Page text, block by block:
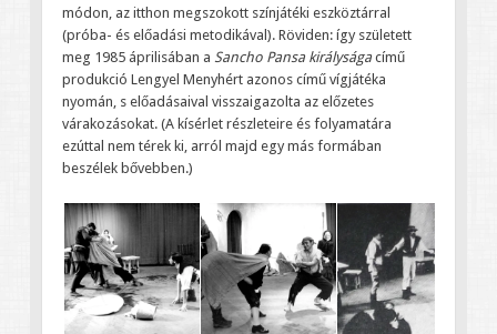
módon, az itthon megszokott színjátéki eszköztárral
(próba- és előadási metodikával). Röviden: így született
meg 1985 áprilisában a Sancho Pansa királyságacímű
produkció Lengyel Menyhért azonos című vígjátéka
nyomán, s előadásaival visszaigazolta az előzetes
várakozásokat. (A kísérlet részleteire és folyamatára
ezúttal nem térek ki, arról majd egy más formában
beszélek bővebben.)